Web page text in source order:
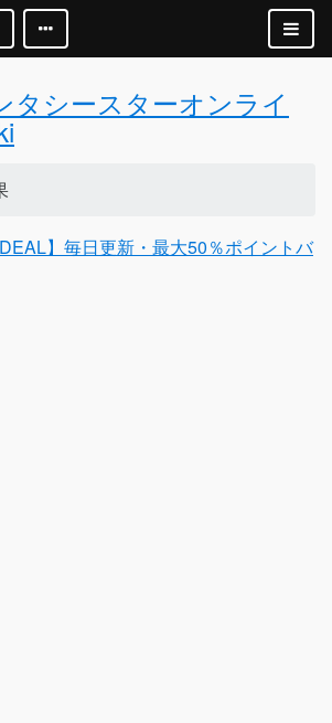
タシースターオンライ
DEAL】毎日更新・最大50％ポイントバ